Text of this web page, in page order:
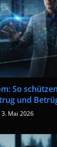
So
und
3. Mai 2026